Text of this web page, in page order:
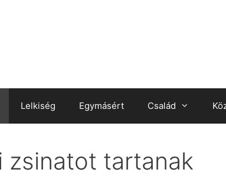
Lelkiség Egymásért Család
zsinatot tartanak